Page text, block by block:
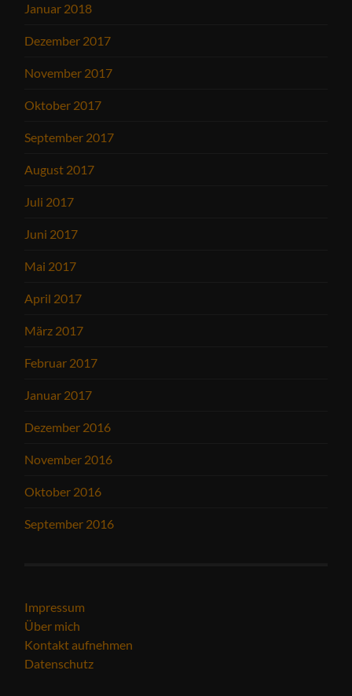
Januar 2018
Dezember 2017
November 2017
Oktober 2017
September 2017
August 2017
Juli 2017
Juni 2017
Mai 2017
April 2017
März 2017
Februar 2017
Januar 2017
Dezember 2016
November 2016
Oktober 2016
September 2016
Impressum
Über mich
Kontakt aufnehmen
Datenschutz